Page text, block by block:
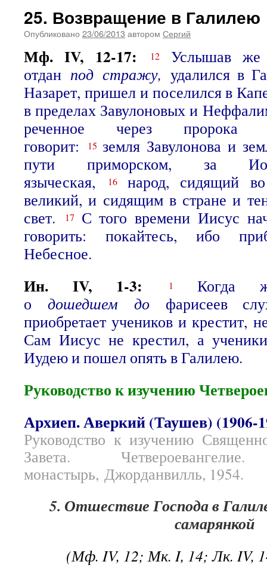
25. Возвращение в Галилею
Опубликовано 23/06/2013 автором Сергий
Мф. IV, 12-17: 12 Услышав
отдан под стражу, удалился в
Назарет, пришел и поселился в
в пределах Завулоновых и
реченное через пророка
говорит:
15 земля Завулонова и
пути приморском, за
языческая,
16народ, сидящий
великий, и сидящим в стране и
свет.
17 С того времени Иисус
говорить: покайтесь, ибо
Небесное.
Ин. IV, 1-3: 1 Когда
одошедшем до фарисеев
приобретает учеников и крестит,
Сам Иисус не крестил, а
Иудею и пошел опять в Галилею.
Руководство к изучению
Архиеп. Аверкий (Таушев) (1906-
Руководство к изучению
Завета.
монастырь, Джорданвилль, 1954.
5. Отшествие Господа в
самарянкой
(Мф. IV, 12; Мк. I, 14; Лк. IV,